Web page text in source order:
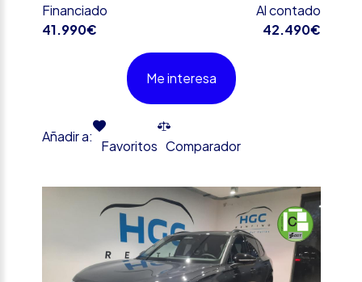
Financiado
41.990€
Al contado
42.490€
Me interesa
Añadir a:
Favoritos Comparador